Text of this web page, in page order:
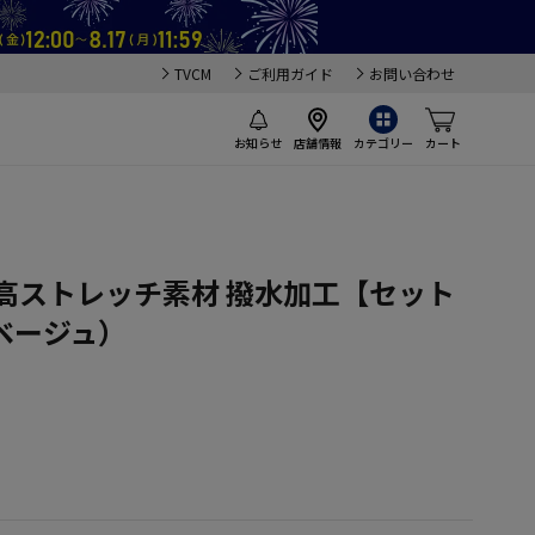
TVCM ご利用ガイド お問い合わせ
お知らせ 店舗情報 カテゴリー カート
ストレッチ素材 撥水加工【セット
ジュ）